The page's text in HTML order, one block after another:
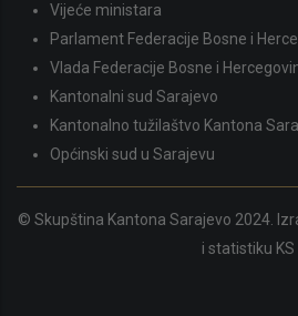
Vijeće ministara
Parlament Federacije Bosne i
Vlada Federacije Bosne i
Kantonalni sud Sarajevo
Kantonalno tužilaštvo Kantona
Općinski sud u Sarajevu
© Skupština Kantona Sarajevo 2024.
i statistiku KS